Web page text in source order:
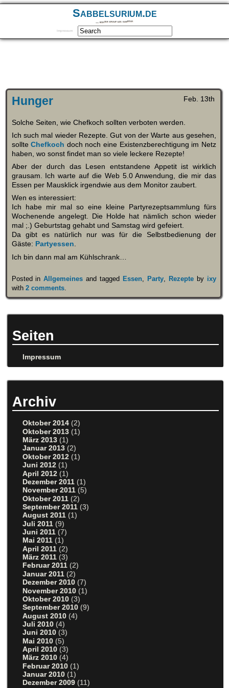
Sabbelsurium.de
… munter drauf los sabbeln
Impressum
Feb. 13th
Hunger
Solche Seiten, wie Chefkoch sollten verboten werden.
Ich such mal wieder Rezepte. Gut von der Warte aus gesehen,
sollteChefkoch doch noch eine Existenzberechtigung im Netz
haben, wo sonst findet man so viele leckere Rezepte!
Aber der durch das Lesen entstandene Appetit ist wirklich
grausam. Ich warte auf die Web 5.0 Anwendung, die mir das
Essen per Mausklick irgendwie aus dem Monitor zaubert.
Wen es interessiert:
Ich habe mir mal so eine kleine Partyrezeptsammlung fürs
Wochenende angelegt. Die Holde hat nämlich schon wieder
mal ;.) Geburtstag gehabt und Samstag wird gefeiert.
Da gibt es natürlich nur was für die Selbstbedienung der
Gäste: Partyessen.
Ich bin dann mal am Kühlschrank…
Posted inAllgemeines and tagged Essen Party Rezepte by ixy
with 2 comments.
Seiten
Impressum
Archiv
Oktober 2014 (2)
Oktober 2013 (1)
März 2013 (1)
Januar 2013 (2)
Oktober 2012 (1)
Juni 2012 (1)
April 2012 (1)
Dezember 2011 (1)
November 2011 (5)
Oktober 2011 (2)
September 2011 (3)
August 2011 (1)
Juli 2011 (9)
Juni 2011 (7)
Mai 2011 (1)
April 2011 (2)
März 2011 (3)
Februar 2011 (2)
Januar 2011 (2)
Dezember 2010 (7)
November 2010 (1)
Oktober 2010 (3)
September 2010 (9)
August 2010 (4)
Juli 2010 (4)
Juni 2010 (3)
Mai 2010 (5)
April 2010 (3)
März 2010 (4)
Februar 2010 (1)
Januar 2010 (1)
Dezember 2009 (11)